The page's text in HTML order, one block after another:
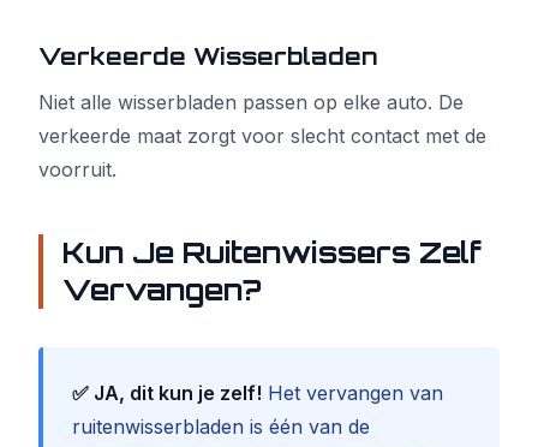
Verkeerde Wisserbladen
Niet alle wisserbladen passen op elke auto. De
verkeerde maat zorgt voor slecht contact met de
voorruit.
Kun Je Ruitenwissers Zelf
Vervangen?
✅ JA, dit kun je zelf! Het vervangen van
ruitenwisserbladen is één van de